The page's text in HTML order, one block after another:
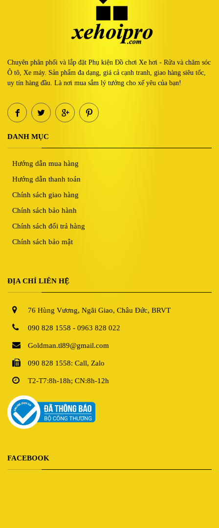
Chuyên phân phối và lắp đặt Phụ kiện Đồ chơi Xe hơi - Rửa và chăm sóc
Ô tô, Xe máy. Sản phẩm đa dạng, giá cả cạnh tranh, giao hàng siêu tốc,
uy tín hàng đầu. Là nơi mua sắm lý tưởng cho xế yêu của bạn!
DANH MỤC
Hướng dẫn mua hàng
Hướng dẫn thanh toán
Chính sách giao hàng
Chính sách bảo hành
Chính sách đổi trả hàng
Chính sách bảo mật
ĐỊA CHỈ LIÊN HỆ
76 Hùng Vương, Ngãi Giao, Châu Đức, BRVT
090 828 1558 - 0963 828 022
Goldman.tl89@gmail.com
090 828 1558: Call, Zalo
T2-T7:8h-18h; CN:8h-12h
FACEBOOK